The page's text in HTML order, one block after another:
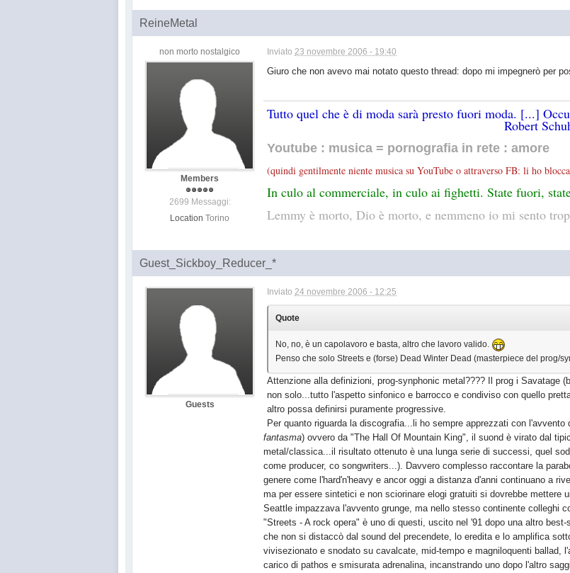
ReineMetal
non morto nostalgico
Members
2699 Messaggi:
Location Torino
Inviato 23 novembre 2006 - 19:40
Giuro che non avevo mai notato questo thread: dopo mi impegnerò per
Tutto quel che è di moda sarà presto fuori moda. [...]
Robert
Youtube : musica = pornografia in rete : amore
(quindi gentilmente niente musica su YouTube o attraverso FB: li ho
In culo al commerciale, in culo ai fighetti. State fuori,
Lemmy è morto, Dio è morto, e nemmeno io mi sento
Guest_Sickboy_Reducer_*
Guests
Inviato 24 novembre 2006 - 12:25
Quote
No, no, è un capolavoro e basta, altro che lavoro valido.
Penso che solo Streets e (forse) Dead Winter Dead (masterpiece del prog/
Attenzione alla definizioni, prog-synphonic metal???? Il prog i Savatage
non solo...tutto l'aspetto sinfonico e barrocco e condiviso con quello
altro possa definirsi puramente progressive.
Per quanto riguarda la discografia...li ho sempre apprezzati con
fantasma) ovvero da "The Hall Of Mountain King", il suond è virato dal
metal/classica...il risultato ottenuto è una lunga serie di successi, quel
come producer, co songwriters...). Davvero complesso raccontare la
genere come l'hard'n'heavy e ancor oggi a distanza d'anni continuano a
ma per essere sintetici e non sciorinare elogi gratuiti si dovrebbe mettere
Seattle impazzava l'avvento grunge, ma nello stesso continente colleghi
"Streets - A rock opera" è uno di questi, uscito nel '91 dopo una altro
che non si distaccò dal sound del precendete, lo eredita e lo amplifica
vivisezionato e snodato su cavalcate, mid-tempo e magniloquenti ballad,
carico di pathos e smisurata adrenalina, incanstrando uno dopo l'altro